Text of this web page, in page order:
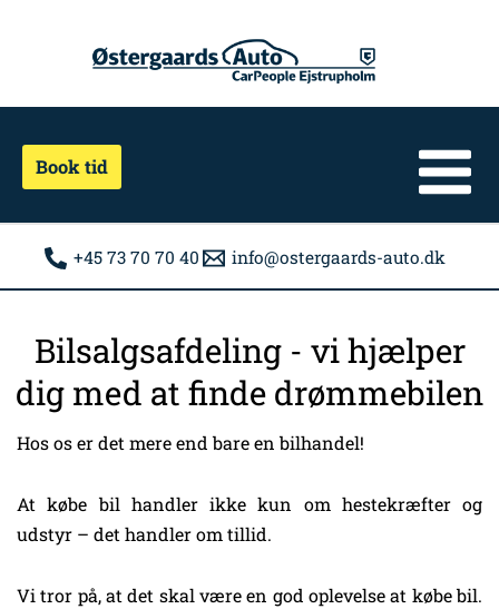
Book tid
+45 73 70 70 40 info@ostergaards-auto.dk
Bilsalgsafdeling - vi hjælper
dig med at finde drømmebilen
Hos os er det mere end bare en bilhandel!
At købe bil handler ikke kun om hestekræfter og
udstyr – det handler om tillid.
Vi tror på, at det skal være en god oplevelse at købe bil.